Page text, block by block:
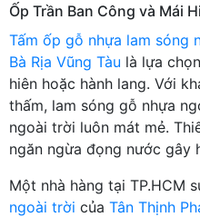
Ốp Trần Ban Công và Mái
Tấm ốp gỗ nhựa lam sóng
Bà Rịa Vũng Tàu là lựa
hiên hoặc hành lang. Với
thấm, lam sóng gỗ nhựa
ngoài trời luôn mát mẻ.
ngăn ngừa đọng nước gây
Một nhà hàng tại TP.HCM
ngoài trời của Tân Thịnh